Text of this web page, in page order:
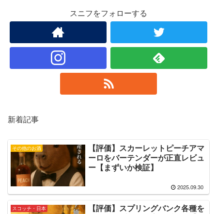
スニフをフォローする
新着記事
その他のお酒
【評価】スカーレットピーチアマ
ーロをバーテンダーが正直レビュ
ー【まずいか検証】
2025.09.30
スコッチ・日本
【評価】スプリングバンク各種を